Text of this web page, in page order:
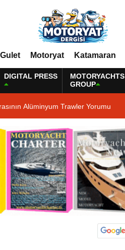
Gulet Motoryat Katamaran
DIGITAL PRESS
MOTORYACHTS
GROUP
Alüminyum Trawler Yorumu